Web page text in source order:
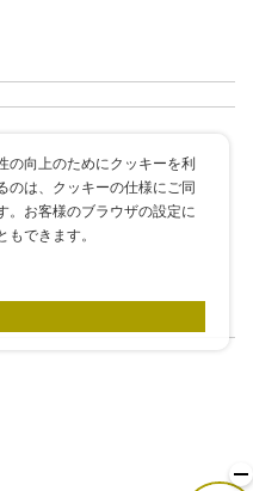
の向上のためにクッキーを利
のは、クッキーの仕様にご同
。お客様のブラウザの設定に
できます。